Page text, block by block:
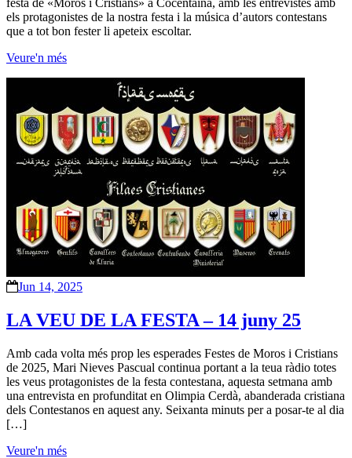
festa de «Moros i Cristians» a Cocentaina, amb les entrevistes amb
els protagonistes de la nostra festa i la música d’autors contestans
que a tot bon fester li apeteix escoltar.
Veure'n més
Jun 14, 2025
LA VEU DE LA FESTA – 14 juny 25
Amb cada volta més prop les esperades Festes de Moros i Cristians
de 2025, Mari Nieves Pascual continua portant a la teua ràdio totes
les veus protagonistes de la festa contestana, aquesta setmana amb
una entrevista en profunditat en Olimpia Cerdà, abanderada cristiana
dels Contestanos en aquest any. Seixanta minuts per a posar-te al dia
[…]
Veure'n més